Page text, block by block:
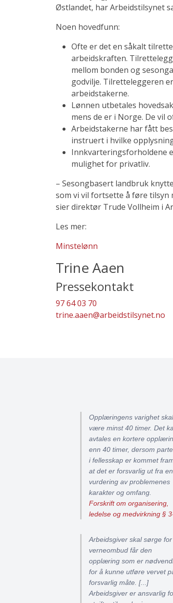
Østlandet, har Arbeidstilsynet
Noen hovedfunn:
Ofte er det en såkalt
arbeidskraften.
mellom bonden og
godvilje. Tilretteleggeren
arbeidstakerne.
Lønnen utbetales
mens de er i Norge. De vil
Arbeidstakerne har fått
instruert i hvilke
Innkvarteringsforholdene
mulighet for privatliv.
– Sesongbasert landbruk
som vi vil fortsette å føre tilsyn
sier direktør Trude Vollheim i
Les mer:
Minstelønn
Trine Aaen
Pressekontakt
97 64 03 70
trine.aaen@arbeidstilsynet.no
Opplæringens varighet skal
være minst 40 timer. Det
avtales en kortere
enn 40 timer, dersom
i fellesskap er kommet
at det er forsvarlig ut fra en
vurdering av problemenes
karakter og omfang.
Forskrift om organisering,
ledelse og medvirkning §
Arbeidsgiver skal sørge
verneombud får den
opplæring som er
for å kunne utføre vervet
forsvarlig måte. [...]
Arbeidsgiver er ansvarlig